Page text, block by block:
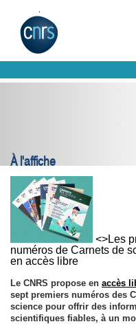
À l'affiche
<>Les
numéros de Carnets de
en accès libre
Le CNRS propose en accès
sept premiers numéros des
science pour offrir des
scientifiques fiables, à un